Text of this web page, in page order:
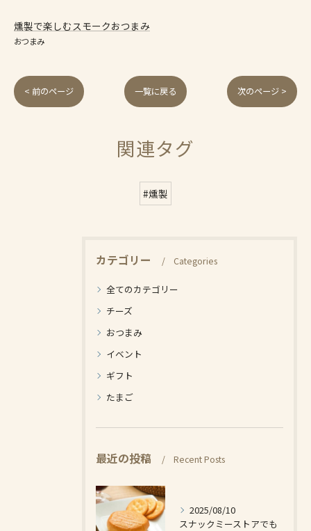
燻製で楽しむスモークおつまみ
おつまみ
< 前のページ 一覧に戻る 次のページ >
関連タグ
#燻製
カテゴリー Categories
全てのカテゴリー
チーズ
おつまみ
イベント
ギフト
たまご
最近の投稿 Recent Posts
2025/08/10
スナックミーストアでも